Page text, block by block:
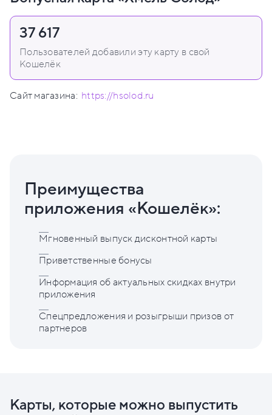
37 617
Пользователей добавили эту карту в свой
Кошелёк
Сайт магазина: https://hsolod.ru
Преимущества
приложения «Кошелёк»:
Мгновенный выпуск дисконтной карты
Приветственные бонусы
Информация об актуальных скидках внутри
приложения
Спецпредложения и розыгрыши призов от
партнеров
Карты, которые можно выпустить